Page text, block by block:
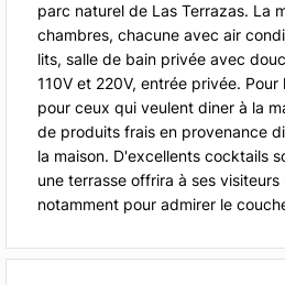
parc naturel de Las Terrazas. La
chambres, chacune avec air
lits, salle de bain privée avec
110V et 220V, entrée privée.
pour ceux qui veulent diner à la
de produits frais en provenance
la maison. D'excellents cocktails
une terrasse offrira à ses
notamment pour admirer le